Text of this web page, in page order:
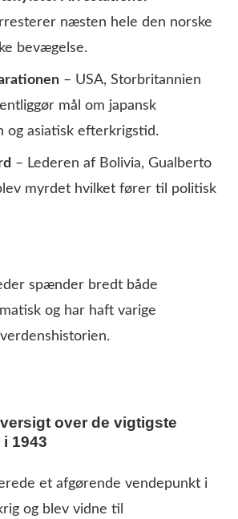
næsten hele den norske
bevægelse.
– USA, Storbritannien
mål om japansk
og asiatisk efterkrigstid.
– Lederen af Bolivia, Gualberto
myrdet hvilket fører til politisk
spænder bredt både
og har haft varige
over de vigtigste
1943
et afgørende vendepunkt i
og blev vidne til